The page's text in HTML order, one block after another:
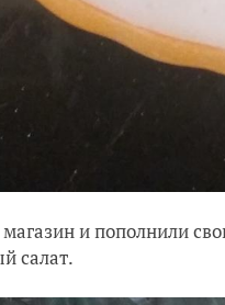
и пополнили
салат.